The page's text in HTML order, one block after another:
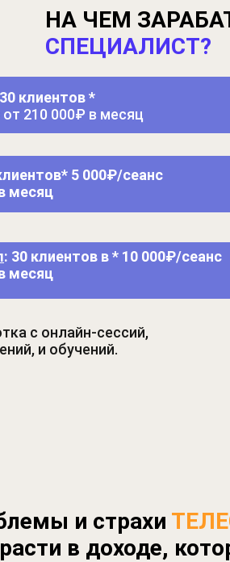
НА ЧЕМ
СПЕЦИАЛИСТ?
клиентов *
от 210 000₽ в месяц
с онлайн-сессий,
и обучений.
: 30 клиентов в * 10 000₽/сеанс
месяц
5 000₽/сеанс
месяц
и страхи
расти в доходе,